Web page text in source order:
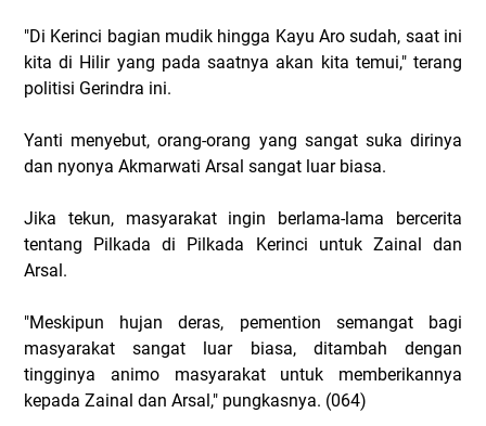
"Di Kerinci bagian mudik hingga Kayu Aro sudah, saat ini
kita di Hilir yang pada saatnya akan kita temui," terang
politisi Gerindra ini.
Yanti menyebut, orang-orang yang sangat suka dirinya
dan nyonya Akmarwati Arsal sangat luar biasa.
Jika tekun, masyarakat ingin berlama-lama bercerita
tentang Pilkada di Pilkada Kerinci untuk Zainal dan
Arsal.
"Meskipun hujan deras, pemention semangat bagi
masyarakat sangat luar biasa, ditambah dengan
tingginya animo masyarakat untuk memberikannya
kepada Zainal dan Arsal," pungkasnya. (064)